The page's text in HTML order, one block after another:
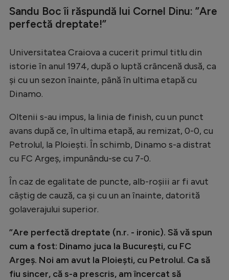
Clasamente
Tenis
Handbal
Formula 1
Gimnastică
Auto
Rugby
Ciclism
JO 2024
JO 2026
Sandu Boc îi răspundă lui Cornel Dinu: ”Are
perfectă dreptate!”
Universitatea Craiova a cucerit primul titlu din
istorie în anul 1974, după o luptă crâncenă dusă, ca
și cu un sezon înainte, până în ultima etapă cu
Dinamo.
Oltenii s-au impus, la linia de finish, cu un punct
avans după ce, în ultima etapă, au remizat, 0-0, cu
Petrolul, la Ploiești. În schimb, Dinamo s-a distrat
cu FC Argeș, impunându-se cu 7-0.
În caz de egalitate de puncte, alb-roșiii ar fi avut
câștig de cauză, ca și cu un an înainte, datorită
golaverajului superior.
”Are perfectă dreptate (n.r. - ironic). Să vă spun
cum a fost: Dinamo juca la București, cu FC
Argeș. Noi am avut la Ploiești, cu Petrolul. Ca să
fiu sincer, că s-a prescris, am încercat să